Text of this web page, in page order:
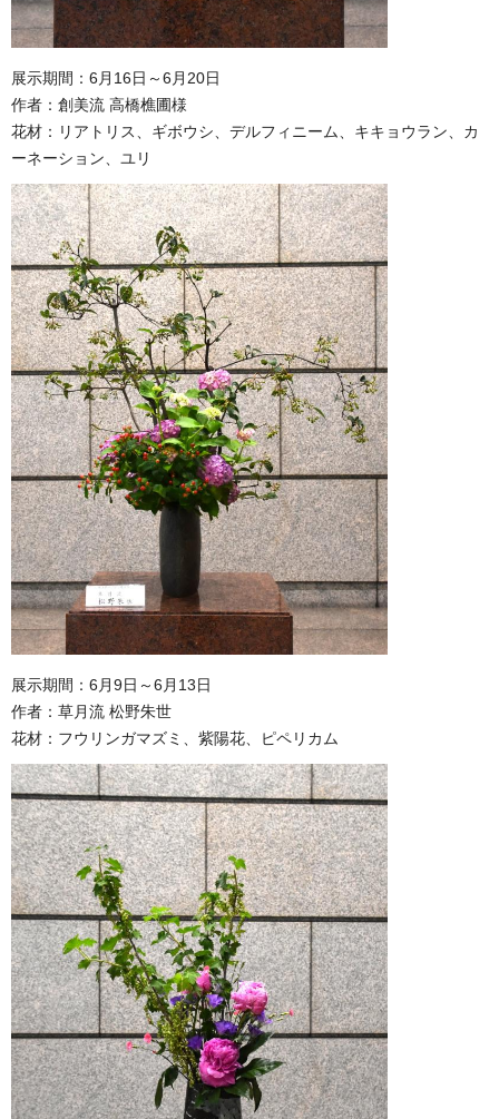
展示期間：6月16日～6月20日
作者：創美流 高橋樵圃様
花材：リアトリス、ギボウシ、デルフィニーム、キキョウラン、カ
ーネーション、ユリ
展示期間：6月9日～6月13日
作者：草月流 松野朱世
花材：フウリンガマズミ、紫陽花、ピペリカム